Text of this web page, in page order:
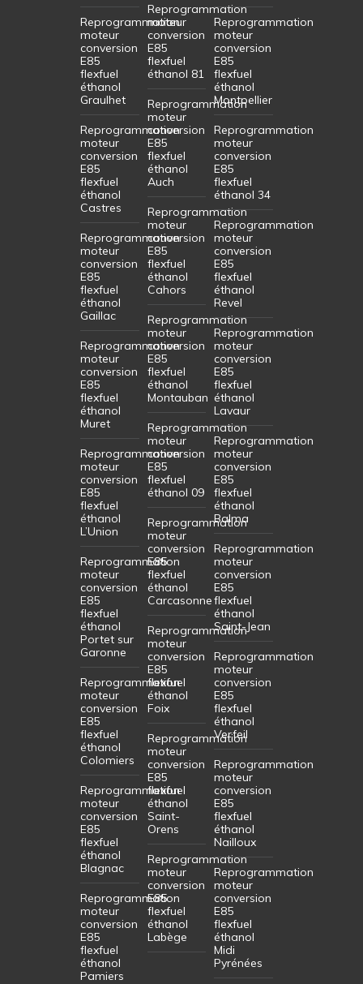
Reprogrammation
moteur
conversion
E85
flexfuel
éthanol
Graulhet
Reprogrammation
moteur
conversion
E85
flexfuel
éthanol
Castres
Reprogrammation
moteur
conversion
E85
flexfuel
éthanol
Gaillac
Reprogrammation
moteur
conversion
E85
flexfuel
éthanol
Muret
Reprogrammation
moteur
conversion
E85
flexfuel
éthanol
L’Union
Reprogrammation
moteur
conversion
E85
flexfuel
éthanol
Portet sur
Garonne
Reprogrammation
moteur
conversion
E85
flexfuel
éthanol
Colomiers
Reprogrammation
moteur
conversion
E85
flexfuel
éthanol
Blagnac
Reprogrammation
moteur
conversion
E85
flexfuel
éthanol
Pamiers
Reprogrammation
moteur
conversion
E85
flexfuel
éthanol 81
Reprogrammation
moteur
conversion
E85
flexfuel
éthanol
Auch
Reprogrammation
moteur
conversion
E85
flexfuel
éthanol
Cahors
Reprogrammation
moteur
conversion
E85
flexfuel
éthanol
Montauban
Reprogrammation
moteur
conversion
E85
flexfuel
éthanol 09
Reprogrammation
moteur
conversion
E85
flexfuel
éthanol
Carcasonne
Reprogrammation
moteur
conversion
E85
flexfuel
éthanol
Foix
Reprogrammation
moteur
conversion
E85
flexfuel
éthanol
Saint-
Orens
Reprogrammation
moteur
conversion
E85
flexfuel
éthanol
Labège
Reprogrammation
moteur
conversion
E85
flexfuel
éthanol
Montpellier
Reprogrammation
moteur
conversion
E85
flexfuel
éthanol 34
Reprogrammation
moteur
conversion
E85
flexfuel
éthanol
Revel
Reprogrammation
moteur
conversion
E85
flexfuel
éthanol
Lavaur
Reprogrammation
moteur
conversion
E85
flexfuel
éthanol
Balma
Reprogrammation
moteur
conversion
E85
flexfuel
éthanol
Saint-Jean
Reprogrammation
moteur
conversion
E85
flexfuel
éthanol
Verfeil
Reprogrammation
moteur
conversion
E85
flexfuel
éthanol
Nailloux
Reprogrammation
moteur
conversion
E85
flexfuel
éthanol
Midi
Pyrénées